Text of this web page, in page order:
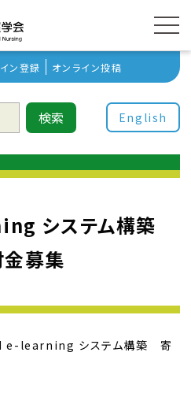
ン登録 オンライン投稿
検索 English
システム構築
募集
e-learning システム構築 寄